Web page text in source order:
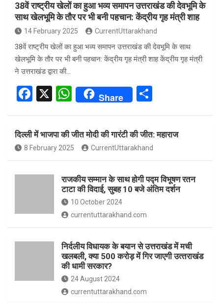
38वें राष्ट्रीय खेलों का हुआ भव्य समापन उत्तराखंड की देवभूमि के
साथ खेलभूमि के तौर पर भी बनी पहचान: केंद्रीय गृह मंत्री शाह
14 February 2025 CurrentUttarakhand
38वें राष्ट्रीय खेलों का हुआ भव्य समापन उत्तराखंड की देवभूमि के साथ
खेलभूमि के तौर पर भी बनी पहचान: केंद्रीय गृह मंत्री शाह केंद्रीय गृह मंत्री
ने उत्तराखंड द्वारा की…
F
ce
b
o
o
X
W
at
s
A
p
p
Share
e
दिल्ली में भाजपा की जीत मोदी की गारंटी की जीत: महाराज
8 February 2025 CurrentUttarakhand
राजकीय सम्मान के साथ होगी पद्म विभूषण रतन
टाटा की विदाई, सुबह 10 बजे अंतिम दर्शन
10 October 2024
currentuttarakhand.com
निर्दलीय विधायक के बयान से उत्तराखंड में मची
खलबली, क्‍या 500 करोड़ में गिर जाएगी उत्‍तराखंड
की धामी सरकार?
24 August 2024
currentuttarakhand.com